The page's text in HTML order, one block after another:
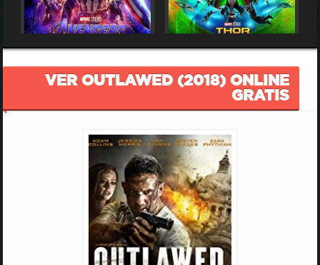
VER OUTLAWED (2018) ONLINE
GRATIS